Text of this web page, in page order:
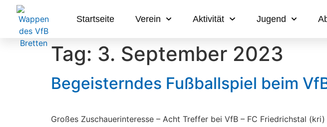
Startseite Verein Aktivität Jugend
Tag: 3. September 2023
Begeisterndes Fußballspiel beim
Großes Zuschauerinteresse – Acht Treffer bei VfB – FC Friedrichstal